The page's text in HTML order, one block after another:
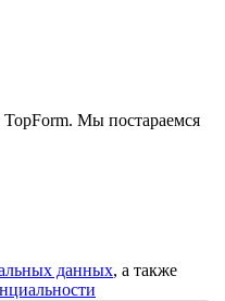
TopForm. Мы постараемся
данных, а также